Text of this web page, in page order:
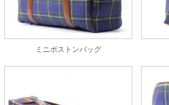
ミニボストンバッグ